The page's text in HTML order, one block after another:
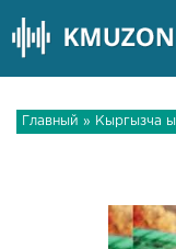
Главный » Кыргызча